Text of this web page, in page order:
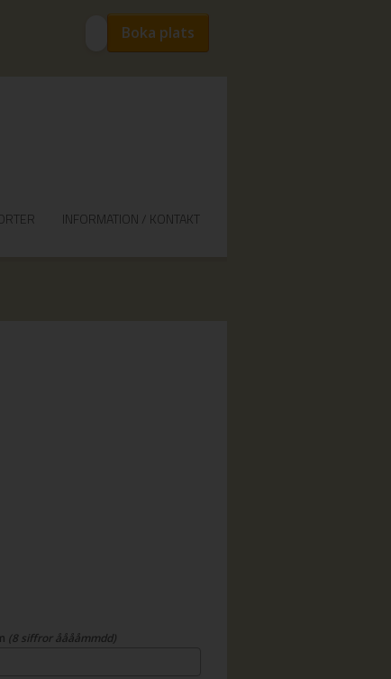
Boka plats
INFORMATION / KONTAKT
(8 siffror ååååmmdd)